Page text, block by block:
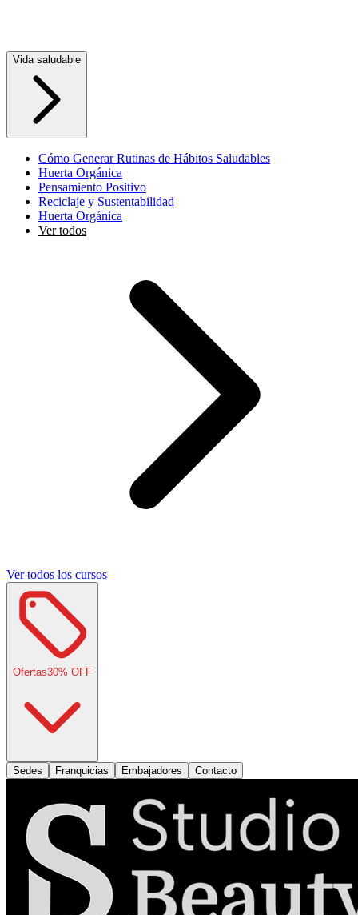
Vida saludable
Cómo Generar Rutinas de Hábitos Saludables
Huerta Orgánica
Pensamiento Positivo
Reciclaje y Sustentabilidad
Huerta Orgánica
Ver todos
Ver todos los cursos
Ofertas30% OFF
Sedes Franquicias Embajadores Contacto